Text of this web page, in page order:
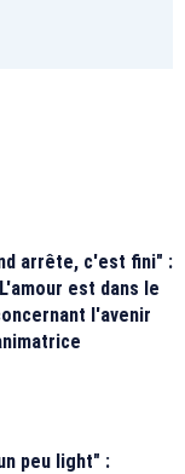
arrête, c'est fini" :
est dans le
l'avenir
peu light" :